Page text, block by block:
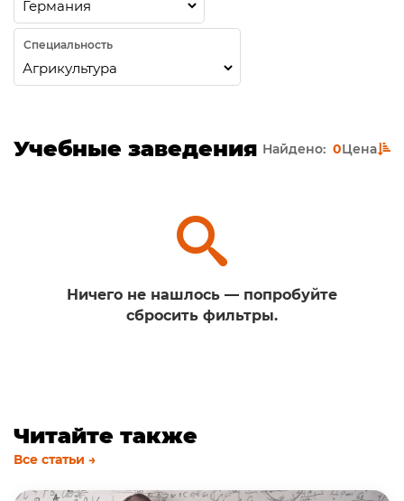
Специальность
Учебные заведения Найдено: 0Цена
Ничего не нашлось — попробуйте
сбросить фильтры.
Читайте также
Все статьи →